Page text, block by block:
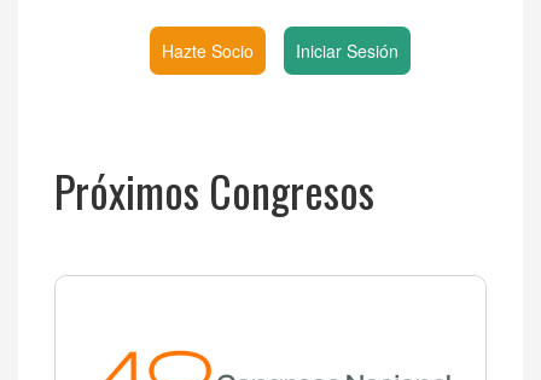
Hazte Socio Iniciar Sesión
Próximos Congresos